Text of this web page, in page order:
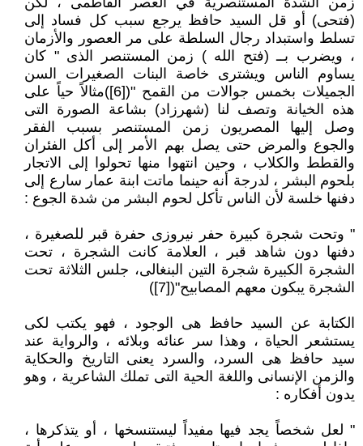
(فتحى) أو قل السيد حافظ يرجع سبب كل فساد إلى
تسلط واستبداد رجال السلطة على مر العصور والأزمان
، ويضرب بــ (فتح الله ) زمن المستنصر الذى " كان
يساوم الناس ويشترى خاصة البنات الصغيرات السن
الجميلات بخمس جوالات من القمح "([6])مثالاً حياً على
هذه الخيانة وتصف لنا (شهرزاد) بشاعة الصورة التى
وصل إليها المصريون زمن المستنصر بسبب الفقر
والجوع والمرض حتى يصل بهم الأمر إلى أكل الفئران
والقطط والكلاب ، وحين انتهوا منها تحولوا إلى الاتجار
بلحوم البشر ، لدرجة أنه حينما ماتت ابنة عمار سارع إلى
دفنها خلسة لأن الناس تأكل لحوم البشر من شدة الجوع :
" وتحت شجرة كبيرة حفر نيروزى حفرة قبر للصغيرة ،
دفنها دون شاهد قبر ، العلامة كانت الشجرة ، تحت
الشجرة الكبيرة شجرة التين البنغالى، جلس الثلاثة تحت
الشجرة يبكون معهم المصابيح"([7])
الكتابة عن السيد حافظ هى الوجود ، فهو يكتب لكى
يستشعر الحياة ، وهذا سر عنائه وبلائه ، والرواية عند
سيد حافظ هى السرد، والسرد يعنى التاريخ والحكاية
والزمن الإنسانى واللغة الحية التى تملك الشاعرية ، وهو
يدون أفكاره :
" لعل شخصاً يجد فيها مفيداً ليستنسخها ، أو يتذكرها ،